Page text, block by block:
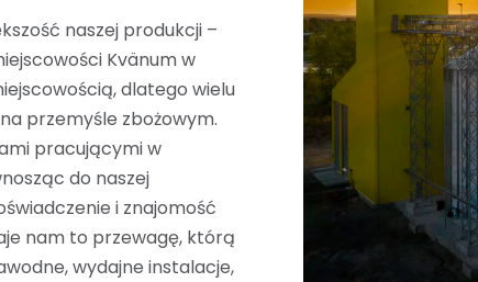
naszej produkcji –
Kvänum w
dlatego wielu
przemyśle zbożowym.
pracującymi w
do naszej
i znajomość
nam to przewagę, którą
wydajne instalacje,